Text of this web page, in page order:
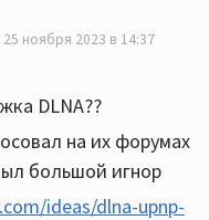
25 ноября 2023 в 14:37
DLNA??
на их форумах
большой игнор
ideas/dlna-upnp-